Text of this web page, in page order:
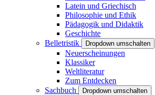
Latein und Griechisch
Philosophie und Ethik
Pädagogik und Didaktik
Geschichte
Belletristik
Dropdown umschalten
Neuerscheinungen
Klassiker
Weltliteratur
Zum Entdecken
Sachbuch
Dropdown umschalten